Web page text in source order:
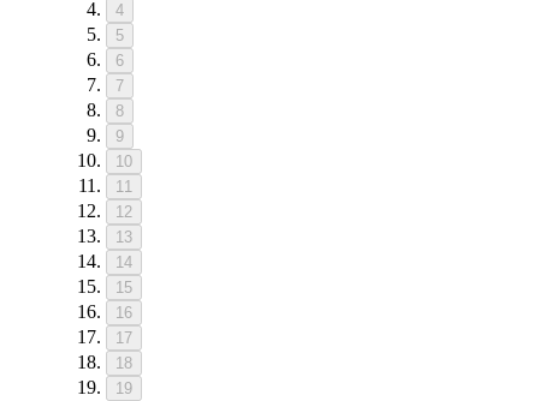
4
5
6
7
8
9
10
11
12
13
14
15
16
17
18
19